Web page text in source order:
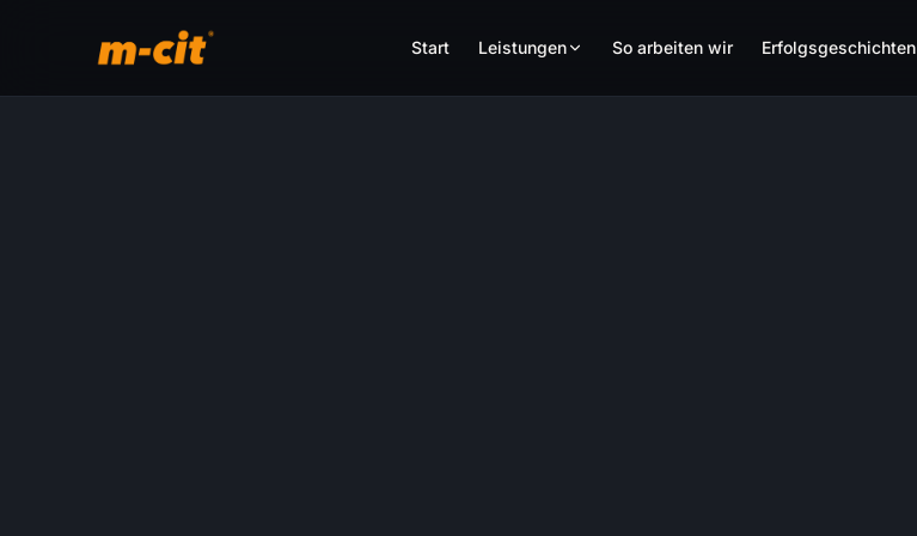
Start Leistungen So arbeiten wir Erfolgsgeschichten